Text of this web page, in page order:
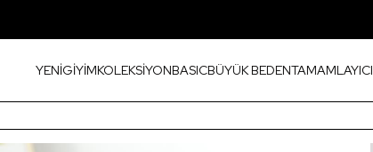
YENİGİYİMKOLEKSİYONBASICBÜYÜK BEDENTAMAMLAYICI